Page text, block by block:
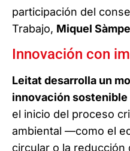
participación del
Trabajo, Miquel
Innovación con
Leitat desarrolla un
innovación sostenible
el inicio del proceso
ambiental —como el
circular o la